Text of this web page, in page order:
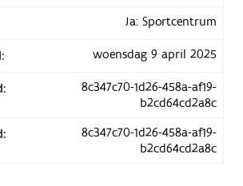
Ja: Sportcentrum
woensdag 9 april 2025
8c347c70-1d26-458a-af19-
b2cd64cd2a8c
8c347c70-1d26-458a-af19-
b2cd64cd2a8c